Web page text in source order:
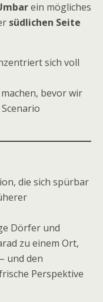
ein mögliches
südlichen Seite
sich voll
bevor wir
die sich spürbar
Dörfer und
zu einem Ort,
und den
Perspektive